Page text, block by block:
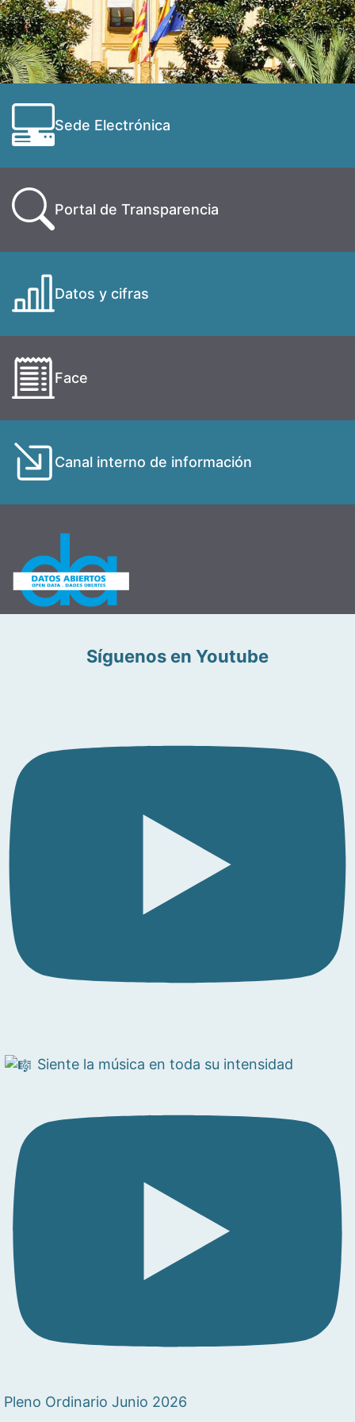
Sede Electrónica
Portal de Transparencia
Datos y cifras
Face
Canal interno de información
Síguenos en Youtube
Siente la música en toda su intensidad
Pleno Ordinario Junio 2026